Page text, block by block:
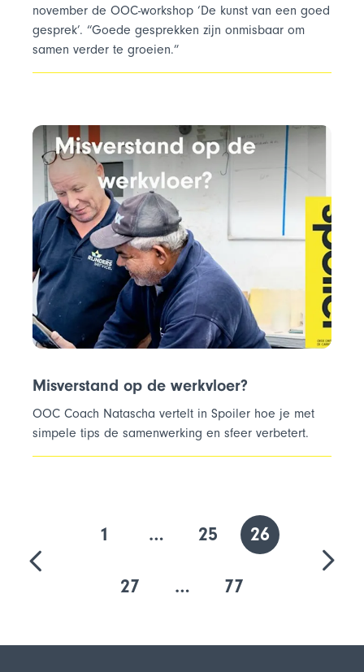
november de OOC-workshop ‘De kunst van een goed
gesprek’. “Goede gesprekken zijn onmisbaar om
samen verder te groeien.”
Misverstand op de werkvloer?
OOC Coach Natascha vertelt in Spoiler hoe je met
simpele tips de samenwerking en sfeer verbetert.
1 … 25 26
27 … 77